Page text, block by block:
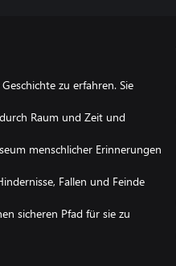
zu erfahren. Sie
Raum und Zeit und
menschlicher Erinnerungen
Fallen und Feinde
sicheren Pfad für sie zu